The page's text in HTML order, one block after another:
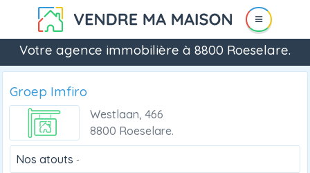
Votre agence immobilière à 8800 Roeselare.
Groep Imfiro
Westlaan, 466
8800 Roeselare.
Nos atouts -